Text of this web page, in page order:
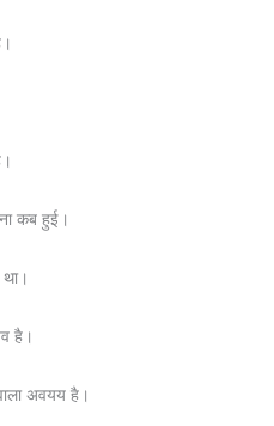
कब हुई।
है।
अवयय है।